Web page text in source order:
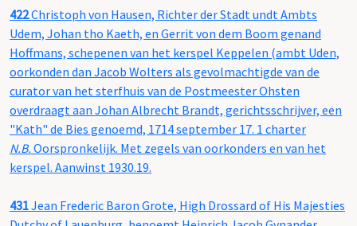
422Christoph von Hausen, Richter der Stadt undt Ambts
Udem, Johan tho Kaeth, en Gerrit von dem Boom genand
Hoffmans, schepenen van het kerspel Keppelen (ambt Uden,
oorkonden dan Jacob Wolters als gevolmachtigde van de
curator van het sterfhuis van de Postmeester Ohsten
overdraagt aan Johan Albrecht Brandt, gerichtsschrijver, een
"Kath" de Bies genoemd, 1714 september 17. 1 charter
N.B. Oorspronkelijk. Met zegels van oorkonders en van het
kerspel. Aanwinst 1930.19.
431Jean Frederic Baron Grote, High Drossard of His Majesties